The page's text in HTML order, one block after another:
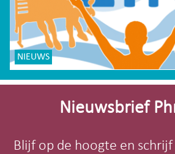
NIEUWS
Site-
Nieuwsbrief
Blijf op de hoogte en